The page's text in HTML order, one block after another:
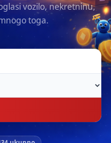
vozilo, nekretninu,
toga.